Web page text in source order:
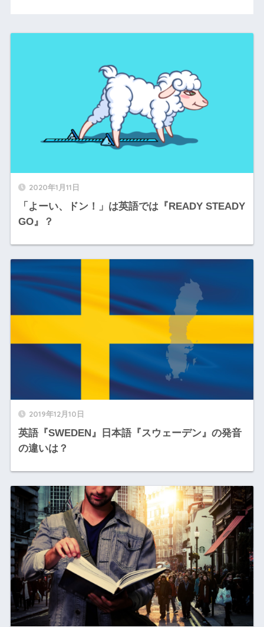
2020年1月11日
「よーい、ドン！」は英語では『READY STEADY
GO』？
2019年12月10日
英語『SWEDEN』日本語『スウェーデン』の発音
の違いは？